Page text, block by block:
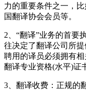
力的重要条件之一，
国翻译协会会员等。
2 、“翻译”业务的首
往决定了翻译公司所
聘用的译员必须拥有
翻译专业资格(水平)证
3 、翻译收费：正规